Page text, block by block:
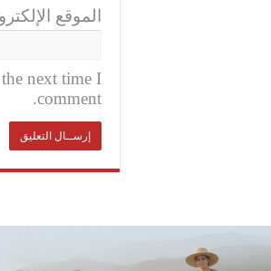
الموقع
next time I
comment.